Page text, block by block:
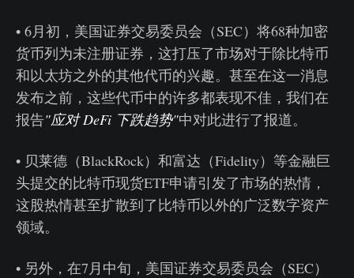
• 6月初，美国证券交易委员会（SEC）将68种加密
货币列为未注册证券，这打压了市场对于除比特币
和以太坊之外的其他代币的兴趣。甚至在这一消息
发布之前，这些代币中的许多都表现不佳，我们在
报告"应对 DeFi 下跌趋势"中对此进行了报道。
• 贝莱德（BlackRock）和富达（Fidelity）等金融巨
头提交的比特币现货ETF申请引发了市场的热情，
这股热情甚至扩散到了比特币以外的广泛数字资产
领域。
• 另外，在7月中旬，美国证券交易委员会（SEC）